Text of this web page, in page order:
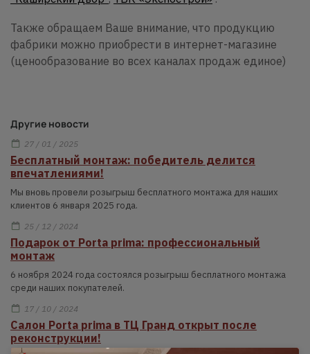
Также обращаем Ваше внимание, что продукцию
фабрики можно приобрести в интернет-магазине
(ценообразование во всех каналах продаж единое)
Другие новости
27 / 01 / 2025
Бесплатный монтаж: победитель делится
впечатлениями!
Мы вновь провели розыгрыш бесплатного монтажа для наших
клиентов 6 января 2025 года.
25 / 12 / 2024
Подарок от Porta prima: профессиональный
монтаж
6 ноября 2024 года состоялся розыгрыш бесплатного монтажа
среди наших покупателей.
17 / 10 / 2024
Салон Porta prima в ТЦ Гранд открыт после
реконструкции!